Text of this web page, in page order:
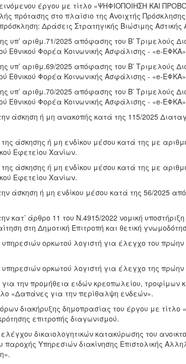
έργου με τίτλο «ΨΗΦΙΟΠΟΙΗΣΗ ΚΑΙ
πρότασης στο πλαίσιο της Ανοιχτής
Δράσεις Στρατηγικής Βιώσιμης
υπ’ αριθμ.71/2025 απόφασης του Β’ Τριμελούς
Εθνικού Φορέα Κοινωνικής Ασφάλισης - «e-
υπ’ αριθμ.69/2025 απόφασης του Β’ Τριμελούς
Εθνικού Φορέα Κοινωνικής Ασφάλισης - «e-
υπ’ αριθμ.70/2025 απόφασης του Β’ Τριμελούς
Εθνικού Φορέα Κοινωνικής Ασφάλισης - «e-
άσκηση ή μη ανακοπής κατά της 115/2025
άσκησης ή μη ενδίκου μέσου κατά της με
Εφετείου Χανίων.
άσκησης ή μη ενδίκου μέσου κατά της με
Εφετείου Χανίων.
άσκηση ή μη ενδίκου μέσου κατά της 56/2025
κατ’ άρθρο 11 του Ν.4915/2022 νομική
στη Δημοτική Επιτροπή και θετική
υπηρεσιών ορκωτού λογιστή για έλεγχο του
ορκωτού λογιστή για έλεγχο της πρώην
για την προμήθεια ειδών κρεοπωλείου, τροφίμων
«Δαπάνες για την περίθαλψη ενδεών».
διακήρυξης δημοπρασίας του έργου με τίτλο
επιτροπής διαγωνισμού.
δικαιολογητικών κατακύρωσης του
παροχής Υπηρεσιών διακίνησης Επιστολικής